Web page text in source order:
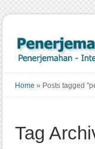
Home » Posts tagged
Tag